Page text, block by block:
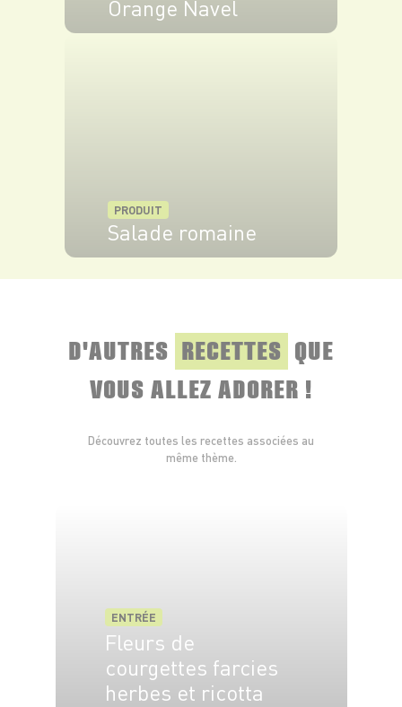
Orange Navel
PRODUIT
Salade romaine
D'AUTRES RECETTES QUE
VOUS ALLEZ ADORER !
Découvrez toutes les recettes associées au
même thème.
ENTRÉE
Fleurs de
courgettes farcies
herbes et ricotta